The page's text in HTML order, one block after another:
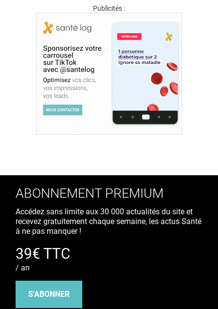
Publicités :
ABONNEMENT PREMIUM
Accédez sans limite aux 30 000 actualités du site et
recevez gratuitement chaque semaine, les actus Santé
à ne pas manquer !
39€ TTC
/ an
S'ABONNER